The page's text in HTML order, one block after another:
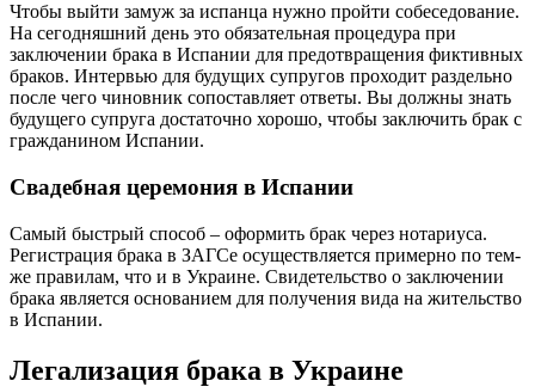
Чтобы выйти замуж за испанца нужно пройти собеседование.
На сегодняшний день это обязательная процедура при
заключении брака в Испании для предотвращения фиктивных
браков. Интервью для будущих супругов проходит раздельно
после чего чиновник сопоставляет ответы. Вы должны знать
будущего супруга достаточно хорошо, чтобы заключить брак с
гражданином Испании.
Свадебная церемония в Испании
Самый быстрый способ – оформить брак через нотариуса.
Регистрация брака в ЗАГСе осуществляется примерно по тем-
же правилам, что и в Украине. Свидетельство о заключении
брака является основанием для получения вида на жительство
в Испании.
Легализация брака в Украине